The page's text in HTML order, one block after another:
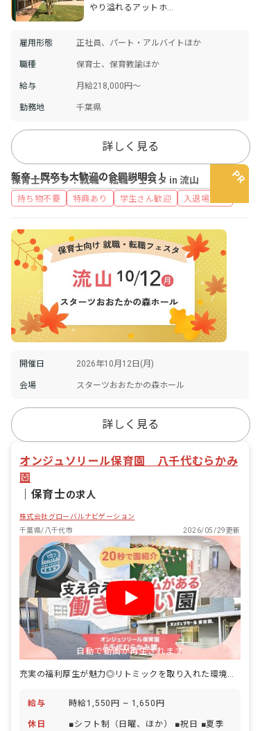
やり溢れるアットホ…
雇用形態 正社員、パート・アルバイトほか
職種 保育士、保育教諭ほか
給与 月給218,000円～
勤務地 千葉県
詳しく見る
保育士バンク！就職・転職フェスタ in 流山
新卒・既卒も大歓迎の合同説明会！
持ち物不要 特典あり 学生さん歓迎 入退場自由
開催日 2026年10月12日(月)
会場 スターツおおたかの森ホール
詳しく見る
オンジュソリール保育園 八千代むらかみ
園
保育士の求人
株式会社グローバルナビゲーション
千葉県/八千代市
2026/05/29更新
自動で動画が再生されます
充実の福利厚生が魅力◎リトミックを取り入れた環境で働きませんか
給与 時給1,550円 ~ 1,650円
休日
■シフト制（日曜、ほか） ■祝日 ■夏季